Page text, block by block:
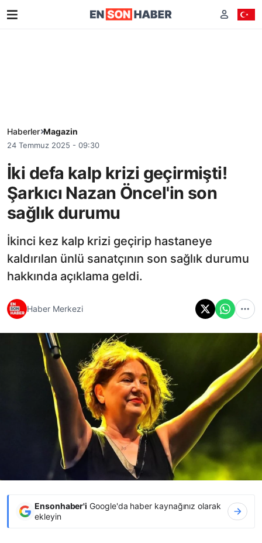
Haberler Magazin
24 Temmuz 2025 - 09:30
İki defa kalp krizi geçirmişti!
Şarkıcı Nazan Öncel'in son
sağlık durumu
İkinci kez kalp krizi geçirip hastaneye
kaldırılan ünlü sanatçının son sağlık durumu
hakkında açıklama geldi.
Haber Merkezi
Ensonhaber'i Google'da haber kaynağınız olarak
ekleyin